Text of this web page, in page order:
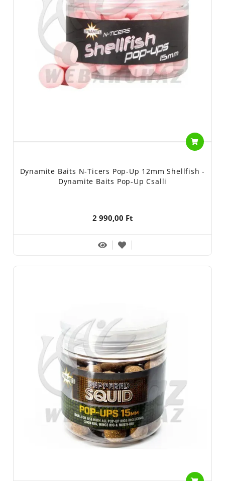
Dynamite Baits N-Ticers Pop-Up 12mm Shellfish -
Dynamite Baits Pop-Up Csalli
2 990,00 Ft